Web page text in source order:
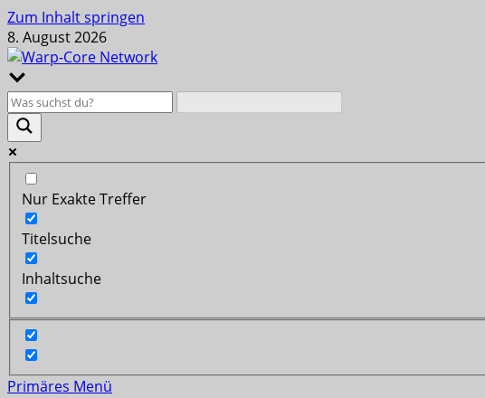
Zum Inhalt springen
8. August 2026
Nur Exakte Treffer
Titelsuche
Inhaltsuche
Primäres Menü